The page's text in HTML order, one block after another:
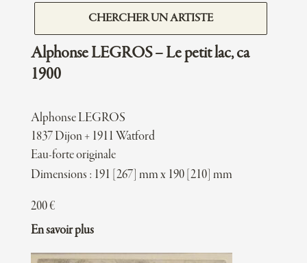
CHERCHER UN ARTISTE
Alphonse LEGROS – Le petit lac, ca
1900
Alphonse LEGROS
1837 Dijon + 1911 Watford
Eau-forte originale
Dimensions : 191 [267] mm x 190 [210] mm
200€
En savoir plus